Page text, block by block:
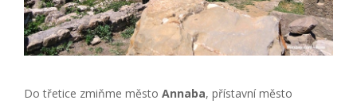
Do třetice zmiňme město Annaba, přístavní město